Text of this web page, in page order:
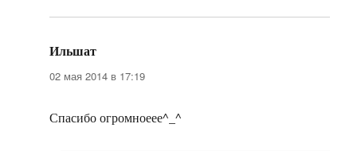
Ильшат
02 мая 2014 в 17:19
Спасибо огромноеее^_^